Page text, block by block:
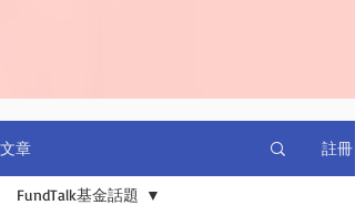
文章 註冊
FundTalk基金話題